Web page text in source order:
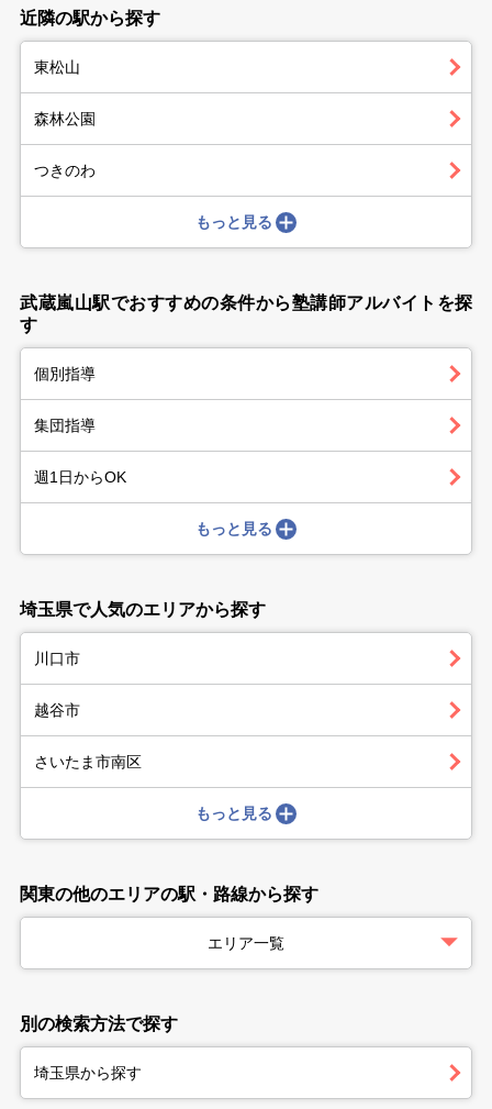
近隣の駅から探す
東松山
森林公園
つきのわ
もっと見る
武蔵嵐山駅でおすすめの条件から塾講師アルバイトを探
す
個別指導
集団指導
週1日からOK
もっと見る
埼玉県で人気のエリアから探す
川口市
越谷市
さいたま市南区
もっと見る
関東の他のエリアの駅・路線から探す
エリア一覧
別の検索方法で探す
埼玉県から探す